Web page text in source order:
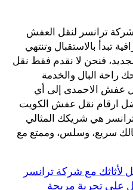
ترانسر لنقل العفش
تبدأ بالاستقبال وتنتهي
فنحن لا نقدم فقط نقل
راحة البال والخدمة
عفش الاحمدى إلى أي
ارقام نقل عفش الكويت
هي شريكك المثالي
سريع، وسلس، وممتع مع
مع شركة ترانسر
على تجربة مريحة